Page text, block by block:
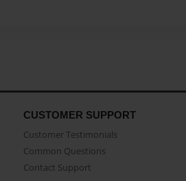
CUSTOMER SUPPORT
Customer Testimonials
Common Questions
Contact Support